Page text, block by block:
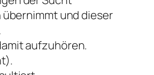
und dieser
aufzuhören.